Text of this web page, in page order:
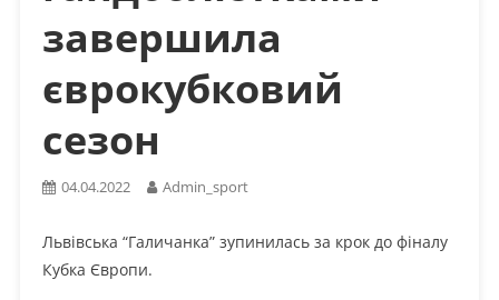
завершила
єврокубковий
сезон
04.04.2022 Admin_sport
Львівська “Галичанка” зупинилась за крок до фіналу
Кубка Європи.